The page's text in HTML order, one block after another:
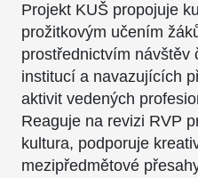
Projekt KUŠ propojuje
prožitkovým učením
prostřednictvím návštěv
institucí a navazujících
aktivit vedených
Reaguje na revizi RVP
kultura, podporuje
mezipředmětové